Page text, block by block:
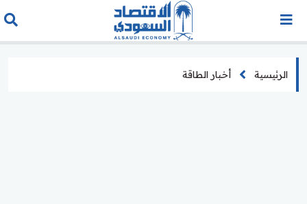
الرئيسية أخبار الطاقة